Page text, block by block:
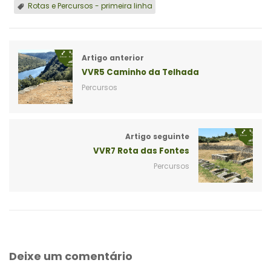
Rotas e Percursos - primeira linha
Artigo anterior
VVR5 Caminho da Telhada
Percursos
Artigo seguinte
VVR7 Rota das Fontes
Percursos
Deixe um comentário